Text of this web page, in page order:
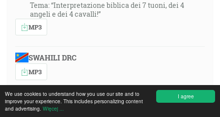
I agree
We use cookies to understand how you use our site and to
improve your experience. This includes personalizing content
and advertising. Więcej ...
Tema: “Interpretazione biblica dei 7 tuoni, dei 4
angeli e dei 4 cavalli!”
MP3
SWAHILI DRC
MP3
ČESKY
1991-02-02-1930-czech